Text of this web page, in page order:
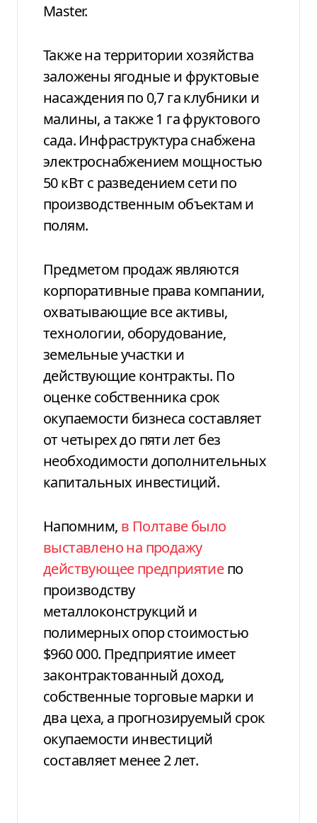
Master.
Также на территории хозяйства
заложены ягодные и фруктовые
насаждения по 0,7 га клубники и
малины, а также 1 га фруктового
сада. Инфраструктура снабжена
электроснабжением мощностью
50 кВт с разведением сети по
производственным объектам и
полям.
Предметом продаж являются
корпоративные права компании,
охватывающие все активы,
технологии, оборудование,
земельные участки и
действующие контракты. По
оценке собственника срок
окупаемости бизнеса составляет
от четырех до пяти лет без
необходимости дополнительных
капитальных инвестиций.
Напомним, в Полтаве было
выставлено на продажу
действующее предприятиепо
производству
металлоконструкций и
полимерных опор стоимостью
$960 000. Предприятие имеет
законтрактованный доход,
собственные торговые марки и
два цеха, а прогнозируемый срок
окупаемости инвестиций
составляет менее 2 лет.